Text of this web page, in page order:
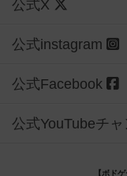
公式X
公式instagram
公式Facebook
公式YouTubeチ
【ボド